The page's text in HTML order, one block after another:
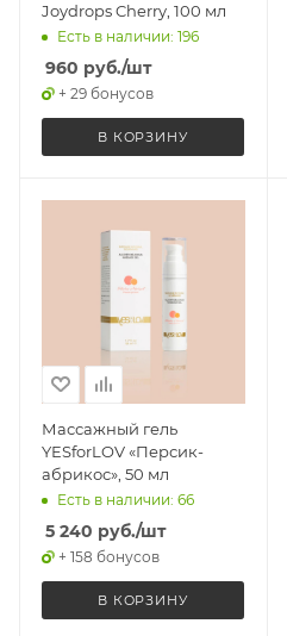
Joydrops Cherry, 100 мл
Есть в наличии: 196
960 руб./шт
+ 29 бонусов
В КОРЗИНУ
Массажный гель
YESforLOV «Персик-
абрикос», 50 мл
Есть в наличии: 66
5 240 руб./шт
+ 158 бонусов
В КОРЗИНУ